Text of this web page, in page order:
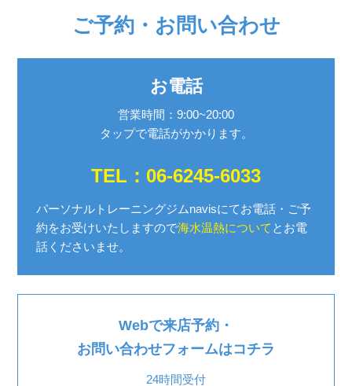
ご予約・お問い合わせ
お電話
営業時間：9:00~20:00
タップで電話がかかります。
TEL：06-6245-6033
パーソナルトレーニングジムnavisにてお電話・ご予
約をお受けいたしますので海水温熱について とお電
話くださいませ。
Webで来店予約・
お問い合わせフォームはコチラ
24時間受付